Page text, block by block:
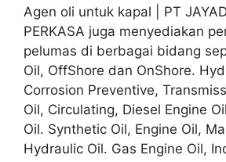
Agen oli untuk kapal | PT
PERKASA juga menyediakan
pelumas di berbagai bidang
Oil, OffShore dan OnShore.
Corrosion Preventive,
Oil, Circulating, Diesel Engine
Oil. Synthetic Oil, Engine Oil,
Hydraulic Oil. Gas Engine Oil,